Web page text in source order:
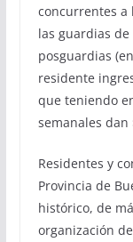
concurrentes a
las guardias
posguardias
residente
que teniendo
semanales
Residentes y
Provincia de
histórico, de
organización